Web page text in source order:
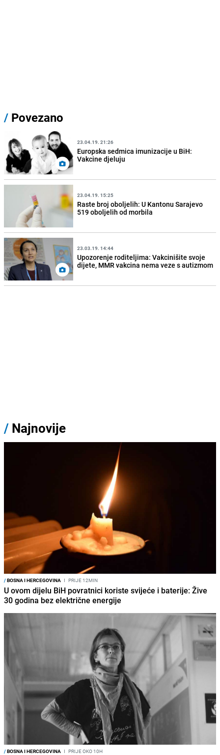
/ Povezano
23.04.19. 21:26
Europska sedmica imunizacije u BiH:
Vakcine djeluju
23.04.19. 15:25
Raste broj oboljelih: U Kantonu Sarajevo
519 oboljelih od morbila
23.03.19. 14:44
Upozorenje roditeljima: Vakcinišite svoje
dijete, MMR vakcina nema veze s autizmom
/ Najnovije
/BOSNA I HERCEGOVINA I PRIJE 12MIN
U ovom dijelu BiH povratnici koriste svijeće i baterije: Žive
30 godina bez električne energije
/BOSNA I HERCEGOVINA I PRIJE OKO 10H